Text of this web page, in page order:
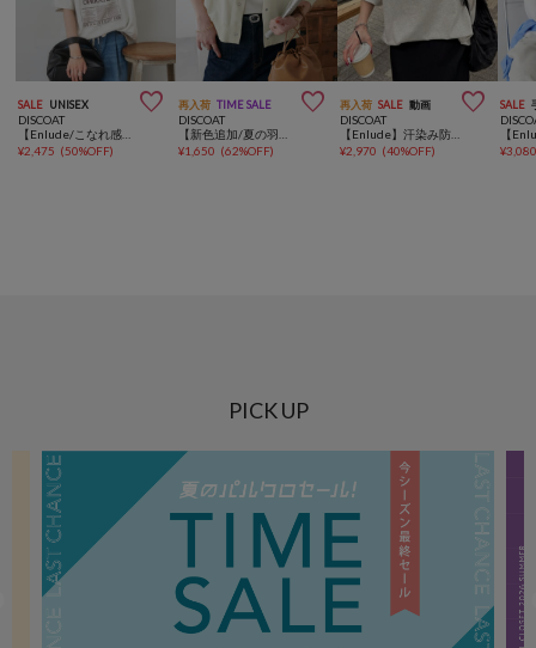
SALE UNISEX 
DISCOAT
【Enlude/こなれ感アップデート♪】刺繍ニュースペーパーロゴTシャツ《ユニセックス》
¥2,475 (50%OFF)
再入荷 TIME SALE 
DISCOAT
【新色追加/夏の羽織に♪】ライトスポンディッシュ半袖カーディガン《WEB限定》
¥1,650 (62%OFF)
再入荷 SALE 動画 
DISCOAT
【Enlude】汗染み防止ユーティリティTシャツ《ユニセックス》
¥2,970 (40%OFF)
SALE
¥
PICK UP